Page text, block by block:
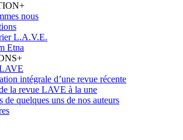
+
nous
L.A.V.E.
Etna
+
intégrale d’une revue récente
la revue LAVE à la une
de quelques uns de nos auteurs